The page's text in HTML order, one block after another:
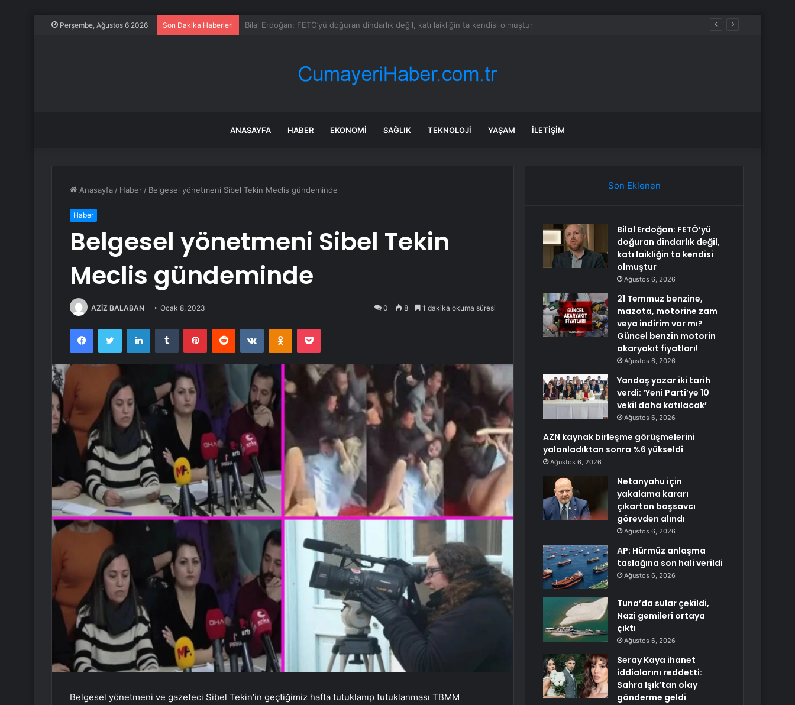
Perşembe, Ağustos 6 2026 Son Dakika Haberleri 21 Temmuz benzine, mazota, motorine zam veya indirim var mı? Güncel benzin motorin akaryakıt fiyatları!
ANASAYFA HABER EKONOMI SAĞLIK TEKNOLOJI YAŞAM İLETIŞIM
Anasayfa / Haber / Belgesel yönetmeni Sibel Tekin Meclis gündeminde
Haber
Belgesel yönetmeni Sibel Tekin
Meclis gündeminde
AZİZ BALABAN Ocak 8, 2023 0 8 1 dakika okuma süresi
FacebookTwitter LinkedInTumblr PinterestReddit VKontakteOdnoklassniki
Pocket
Belgesel yönetmeni ve gazeteci Sibel Tekin’in geçtiğimiz hafta tutuklanıp tutuklanması TBMM
Son Eklenen
Bilal Erdoğan: FETÖ’yü
doğuran dindarlık değil,
katı laikliğin ta kendisi
olmuştur
Ağustos 6, 2026
21 Temmuz benzine,
mazota, motorine zam
veya indirim var mı?
Güncel benzin motorin
akaryakıt fiyatları!
Ağustos 6, 2026
Yandaş yazar iki tarih
verdi: ‘Yeni Parti’ye 10
vekil daha katılacak’
Ağustos 6, 2026
AZN kaynak birleşme görüşmelerini
yalanladıktan sonra %6 yükseldi
Ağustos 6, 2026
Netanyahu için
yakalama kararı
çıkartan başsavcı
görevden alındı
Ağustos 6, 2026
AP: Hürmüz anlaşma
taslağına son hali verildi
Ağustos 6, 2026
Tuna’da sular çekildi,
Nazi gemileri ortaya
çıktı
Ağustos 6, 2026
Seray Kaya ihanet
iddialarını reddetti:
Sahra Işık’tan olay
gönderme geldi